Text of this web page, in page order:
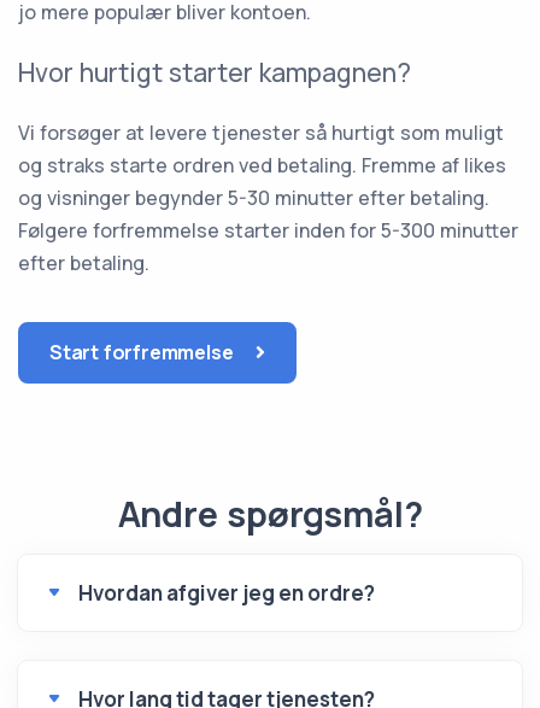
jo mere populær bliver kontoen.
Hvor hurtigt starter kampagnen?
Vi forsøger at levere tjenester så hurtigt som muligt
og straks starte ordren ved betaling. Fremme af likes
og visninger begynder 5-30 minutter efter betaling.
Følgere forfremmelse starter inden for 5-300 minutter
efter betaling.
Start forfremmelse
Andre spørgsmål?
Hvordan afgiver jeg en ordre?
Hvor lang tid tager tjenesten?